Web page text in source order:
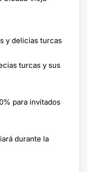
y delicias turcas
turcas y sus
para invitados
durante la